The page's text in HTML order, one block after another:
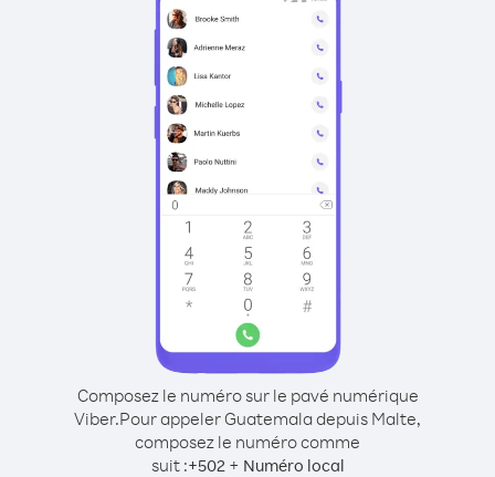
Composez le numéro sur le pavé numérique
Viber.Pour appeler Guatemala depuis Malte,
composez le numéro comme
suit :+502+ Numéro local